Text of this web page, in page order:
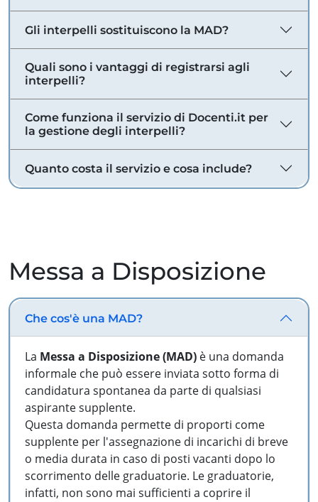
Gli interpelli sostituiscono la MAD?
Quali sono i vantaggi di registrarsi agli
interpelli?
Come funziona il servizio di Docenti.it per
la gestione degli interpelli?
Quanto costa il servizio e cosa include?
Messa a Disposizione
Che cos'è una MAD?
La Messa a Disposizione (MAD) è una domanda
informale che può essere inviata sotto forma di
candidatura spontanea da parte di qualsiasi
aspirante supplente.
Questa domanda permette di proporti come
supplente per l'assegnazione di incarichi di breve
o media durata in caso di posti vacanti dopo lo
scorrimento delle graduatorie. Le graduatorie,
infatti, non sono mai sufficienti a coprire il